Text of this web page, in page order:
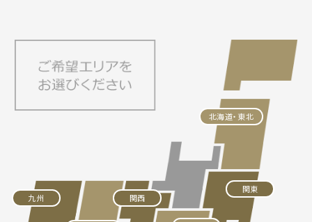
北海道・東北
関東
関西
九州